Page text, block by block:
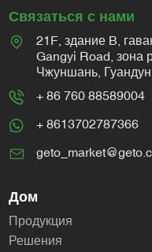
Связаться с нами
21F, здание B,
Gangyi Road, зона
Чжуншань,
+ 86 760 88589004
+ 8613702787366
Дом
Продукция
Решения